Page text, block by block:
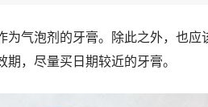
气泡剂的牙膏。除此之外，也应
，尽量买日期较近的牙膏。